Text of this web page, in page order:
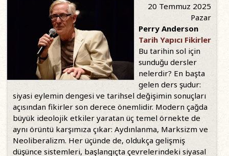
20 Temmuz 2025
Pazar
Perry Anderson
Tarih Yapıcı Fikirler
Bu tarihin sol için
sunduğu dersler
nelerdir? En başta
gelen ders şudur:
siyasi eylemin dengesi ve tarihsel değişimin sonuçları
açısından fikirler son derece önemlidir. Modern çağda
büyük ideolojik etkiler yaratan üç temel örnekte de
aynı örüntü karşımıza çıkar: Aydınlanma, Marksizm ve
Neoliberalizm. Her üçünde de, oldukça gelişmiş
düşünce sistemleri, başlangıçta çevrelerindeki siyasal